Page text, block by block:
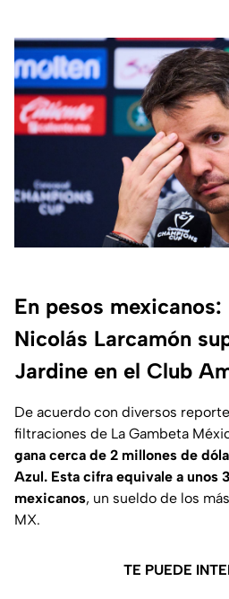
En pesos
Nicolás Larcamón
Jardine en el Club
De acuerdo con diversos
filtraciones de La Gambeta
gana cerca de 2 millones de
Azul. Esta cifra equivale a unos
mexicanos, un sueldo de los
MX.
TE PUEDE